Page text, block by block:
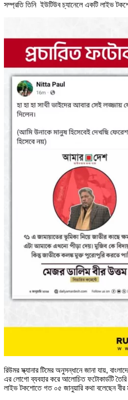
সম্প্রতি তিনি ইউটিউব চ্যানেলে একটি লাইভ
রিউমর স্ক্যানার টিমের অনুসন্ধানে জানা যায়,
এর লোগো ব্যবহার করে আলোচিত ফটোকার্ডটি তৈরি
লাইভ টকশোতে গত ০৫ জানুয়ারি কথা বলেছেন